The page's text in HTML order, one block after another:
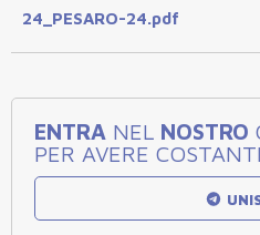
24_PESARO-24.pdf
ENTRA NEL NOSTRO
PER AVERE COSTANTI